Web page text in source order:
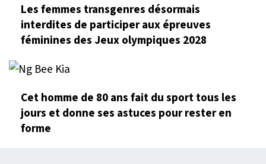
Les femmes transgenres désormais
interdites de participer aux épreuves
féminines des Jeux olympiques 2028
Cet homme de 80 ans fait du sport tous les
jours et donne ses astuces pour rester en
forme